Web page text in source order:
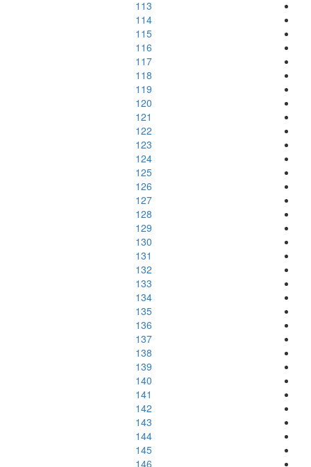
113
114
115
116
117
118
119
120
121
122
123
124
125
126
127
128
129
130
131
132
133
134
135
136
137
138
139
140
141
142
143
144
145
146